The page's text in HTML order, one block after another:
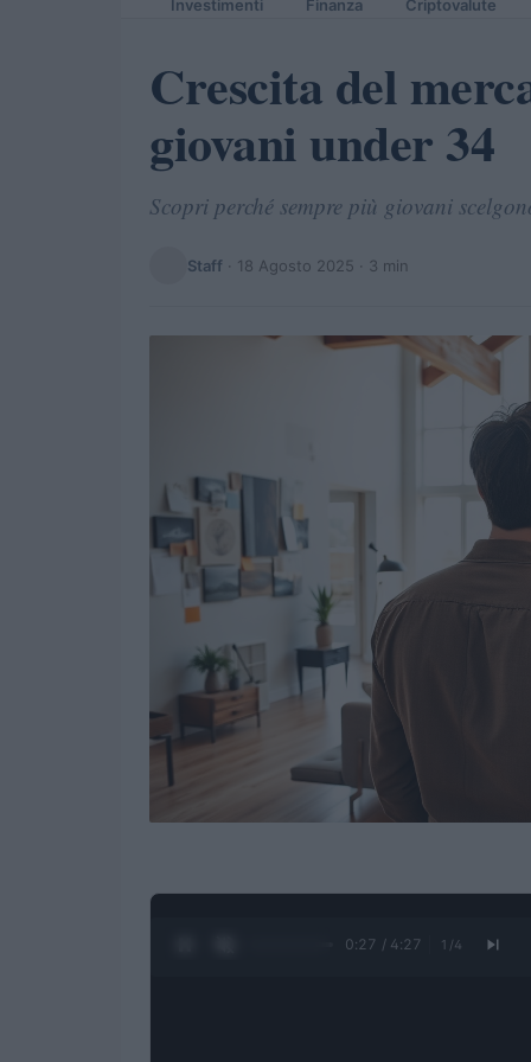
Investimenti Finanza Criptovalute
Crescita del
giovani under 34
Scopri perché sempre più giovani
Staff · 18 Agosto 2025 · 3 min
0:28 / 4:27 1 /4